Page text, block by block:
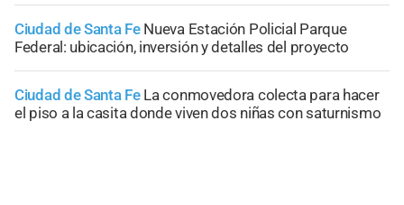
Ciudad de Santa Fe Nueva Estación Policial Parque
Federal: ubicación, inversión y detalles del proyecto
Ciudad de Santa Fe La conmovedora colecta para hacer
el piso a la casita donde viven dos niñas con saturnismo